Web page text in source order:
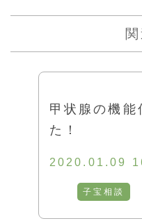
甲状腺の機能
た！
2020.01.09
子宝相談